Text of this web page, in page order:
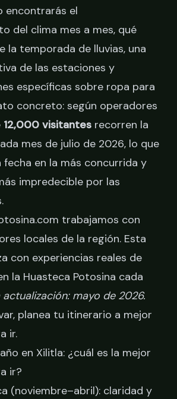
encontrarás el
del clima mes a mes, qué
la temporada de lluvias, una
de las estaciones y
específicas sobre ropa para
concreto: según operadores
12,000 visitantes recorren la
mes de julio de 2026, lo que
fecha en la más concurrida y
impredecible por las
trabajamos con
locales de la región. Esta
con experiencias reales de
la Huasteca Potosina cada
actualización: mayo de 2026.
planea tu itinerario a mejor
ir.
en Xilitla: ¿cuál es la mejor
ir?
(noviembre–abril): claridad y